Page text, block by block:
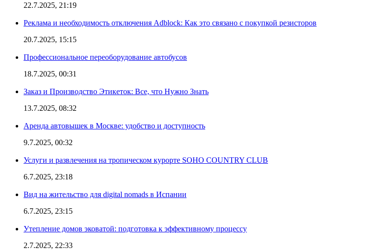
22.7.2025, 21:19
Реклама и необходимость отключения Adblock: Как это связано с покупкой резисторов
20.7.2025, 15:15
Профессиональное переоборудование автобусов
18.7.2025, 00:31
Заказ и Производство Этикеток: Все, что Нужно Знать
13.7.2025, 08:32
Аренда автовышек в Москве: удобство и доступность
9.7.2025, 00:32
Услуги и развлечения на тропическом курорте SOHO COUNTRY CLUB
6.7.2025, 23:18
Вид на жительство для digital nomads в Испании
6.7.2025, 23:15
Утепление домов эковатой: подготовка к эффективному процессу
2.7.2025, 22:33